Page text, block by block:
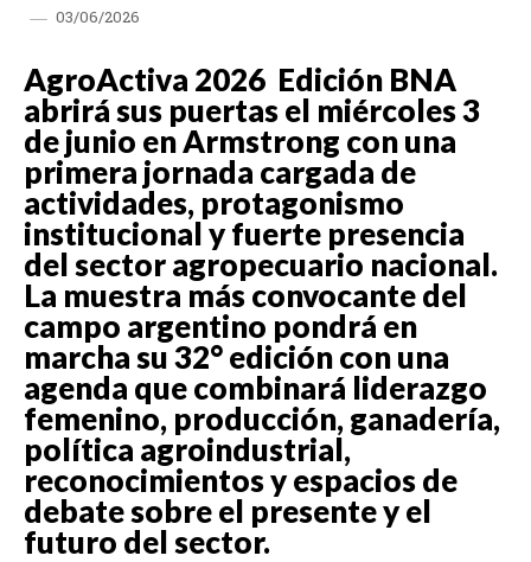
03/06/2026
AgroActiva 2026 Edición BNA
abrirá sus puertas el miércoles 3
de junio en Armstrong con una
primera jornada cargada de
actividades, protagonismo
institucional y fuerte presencia
del sector agropecuario nacional.
La muestra más convocante del
campo argentino pondrá en
marcha su 32° edición con una
agenda que combinará liderazgo
femenino, producción, ganadería,
política agroindustrial,
reconocimientos y espacios de
debate sobre el presente y el
futuro del sector.